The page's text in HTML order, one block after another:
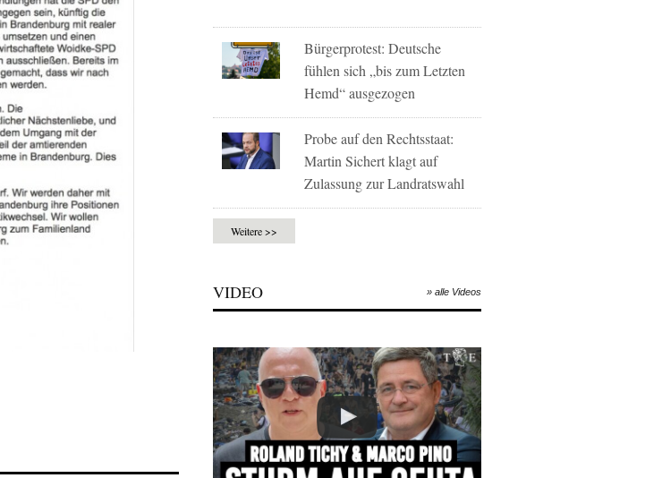
Bürgerprotest: Deutsche
fühlen sich „bis zum Letzten
Hemd“ ausgezogen
Probe auf den Rechtsstaat:
Martin Sichert klagt auf
Zulassung zur Landratswahl
Weitere >>
VIDEO » alle Videos